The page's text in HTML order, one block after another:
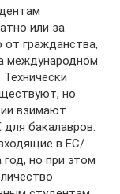
или за
гражданства,
международном
но
взимают
бакалавров.
в ЕС/
но при этом